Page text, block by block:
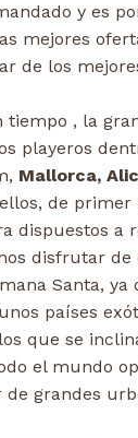
y es
mejores
de los
tiempo , la
playeros
Mallorca,
de primer
dispuestos a
disfrutar de
Santa,
países
que se
el mundo
grandes